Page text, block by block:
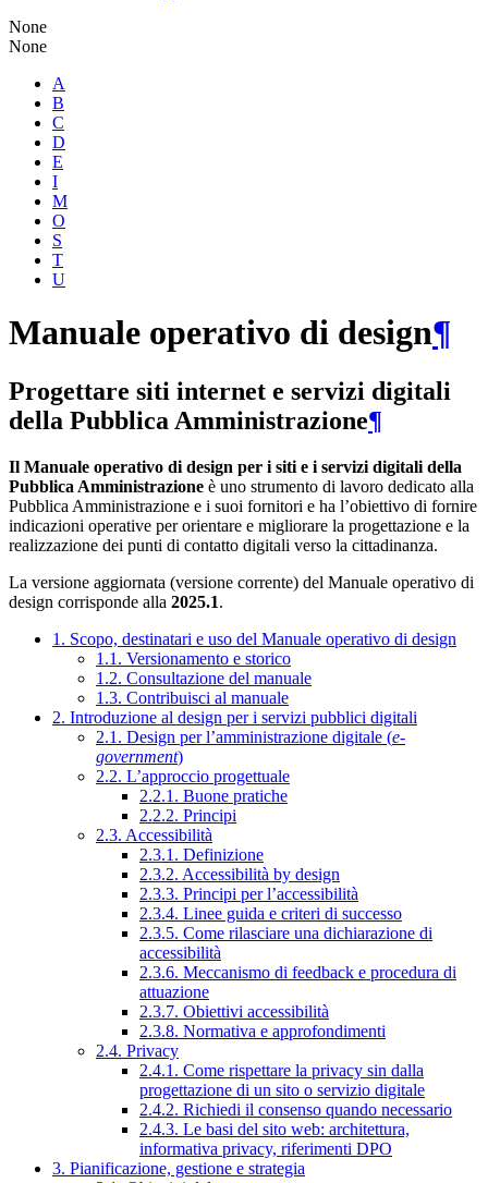
None
None
A
B
C
D
E
I
M
O
S
T
U
Manuale operativo di design¶
Progettare siti internet e servizi digitali
della Pubblica Amministrazione¶
Il Manuale operativo di design per i siti e i servizi digitali della
Pubblica Amministrazione è uno strumento di lavoro dedicato alla
Pubblica Amministrazione e i suoi fornitori e ha l’obiettivo di fornire
indicazioni operative per orientare e migliorare la progettazione e la
realizzazione dei punti di contatto digitali verso la cittadinanza.
La versione aggiornata (versione corrente) del Manuale operativo di
design corrisponde alla 2025.1.
1. Scopo, destinatari e uso del Manuale operativo di design
1.1. Versionamento e storico
1.2. Consultazione del manuale
1.3. Contribuisci al manuale
2. Introduzione al design per i servizi pubblici digitali
2.1. Design per l’amministrazione digitale (e-
government)
2.2. L’approccio progettuale
2.2.1. Buone pratiche
2.2.2. Principi
2.3. Accessibilità
2.3.1. Definizione
2.3.2. Accessibilità by design
2.3.3. Principi per l’accessibilità
2.3.4. Linee guida e criteri di successo
2.3.5. Come rilasciare una dichiarazione di
accessibilità
2.3.6. Meccanismo di feedback e procedura di
attuazione
2.3.7. Obiettivi accessibilità
2.3.8. Normativa e approfondimenti
2.4. Privacy
2.4.1. Come rispettare la privacy sin dalla
progettazione di un sito o servizio digitale
2.4.2. Richiedi il consenso quando necessario
2.4.3. Le basi del sito web: architettura,
informativa privacy, riferimenti DPO
3. Pianificazione, gestione e strategia